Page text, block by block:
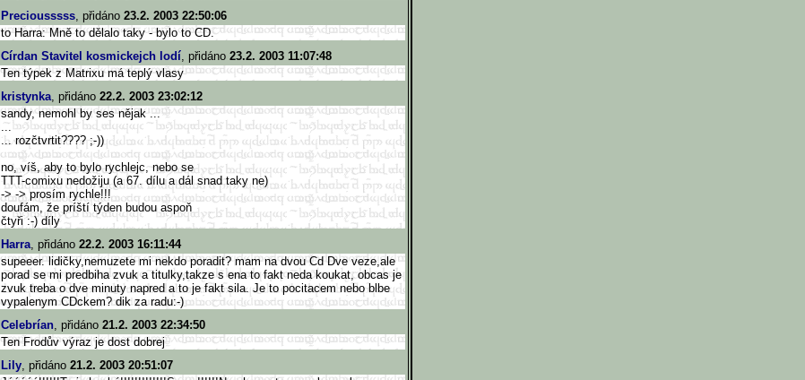
Preciousssss, přidáno 23.2. 2003 22:50:06
to Harra: Mně to dělalo taky - bylo to CD.
Círdan Stavitel kosmickejch lodí, přidáno 23.2. 2003 11:07:48
Ten týpek z Matrixu má teplý vlasy
kristynka, přidáno 22.2. 2003 23:02:12
sandy, nemohl by ses nějak ...
...
... rozčtvrtit???? ;-))
no, víš, aby to bylo rychlejc, nebo se
TTT-comixu nedožiju (a 67. dílu a dál snad taky ne)
-> -> prosím rychle!!!
doufám, že príští týden budou aspoň
čtyři :-) díly
Harra, přidáno 22.2. 2003 16:11:44
supeeer. lidičky,nemuzete mi nekdo poradit? mam na dvou Cd Dve veze,ale
porad se mi predbiha zvuk a titulky,takze s ena to fakt neda koukat, obcas je
zvuk treba o dve minuty napred a to je fakt sila. Je to pocitacem nebo blbe
vypalenym CDckem? dik za radu:-)
Celebrían, přidáno 21.2. 2003 22:34:50
Ten Frodův výraz je dost dobrej
Lily, přidáno 21.2. 2003 20:51:07